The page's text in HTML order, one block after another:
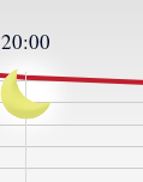
20:00